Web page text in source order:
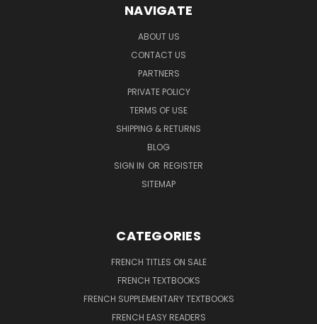
NAVIGATE
ABOUT US
CONTACT US
PARTNERS
PRIVATE POLICY
TERMS OF USE
SHIPPING & RETURNS
BLOG
SIGN IN OR REGISTER
SITEMAP
CATEGORIES
FRENCH TITLES ON SALE
FRENCH TEXTBOOKS
FRENCH SUPPLEMENTARY TEXTBOOKS
FRENCH EASY READERS